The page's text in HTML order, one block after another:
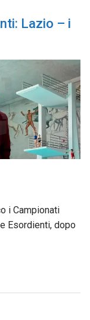
Lazio – i
i Campionati
Esordienti, dopo